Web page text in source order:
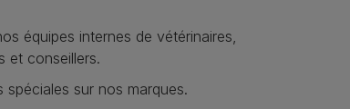
équipes internes de vétérinaires,
et conseillers.
sur nos marques​.